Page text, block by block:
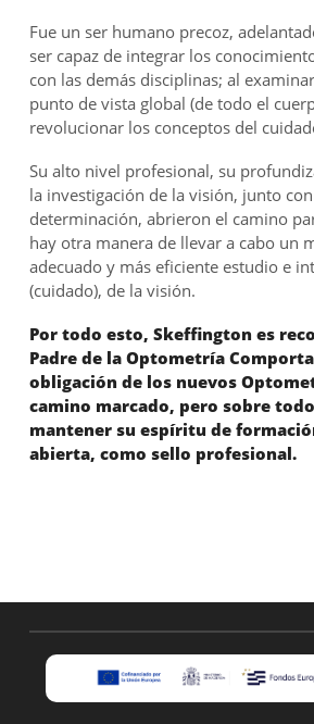
Fue un ser humano precoz,
ser capaz de integrar los
con las demás disciplinas; al
punto de vista global (de todo el
revolucionar los conceptos del
Su alto nivel profesional, su
la investigación de la visión, junto
determinación, abrieron el camino
hay otra manera de llevar a cabo un
adecuado y más eficiente estudio e
(cuidado), de la visión.
Por todo esto, Skeffington es
Padre de la Optometría
obligación de los nuevos
camino marcado, pero sobre
mantener su espíritu de
abierta, como sello profesional.